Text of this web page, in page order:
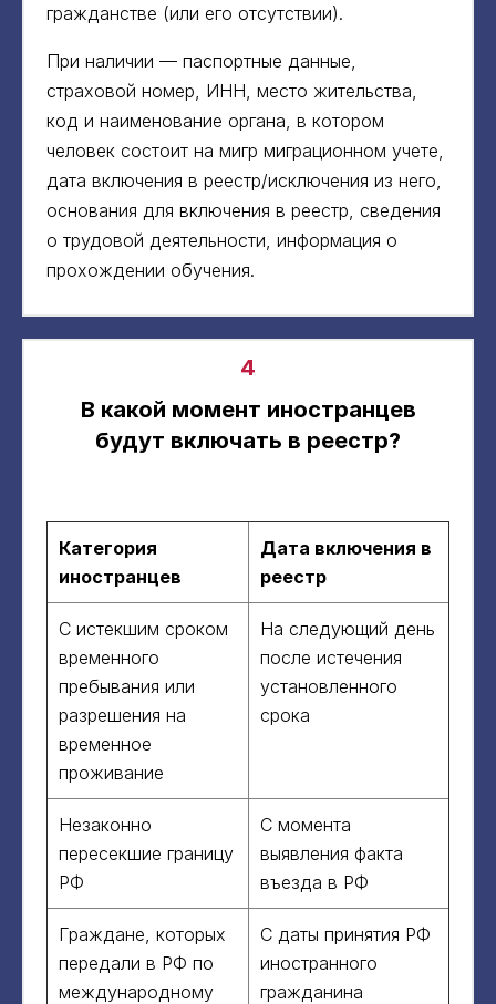
гражданстве (или его отсутствии).
При наличии — паспортные данные,
страховой номер, ИНН, место жительства,
код и наименование органа, в котором
человек состоит на мигр миграционном учете,
дата включения в реестр/исключения из него,
основания для включения в реестр, сведения
о трудовой деятельности, информация о
прохождении обучения.
4
В какой момент иностранцев
будут включать в реестр?
Категория
иностранцев
Дата включения в
реестр
С истекшим сроком
временного
пребывания или
разрешения на
временное
проживание
На следующий день
после истечения
установленного
срока
Незаконно
пересекшие границу
РФ
С момента
выявления факта
въезда в РФ
Граждане, которых
передали в РФ по
международному
С даты принятия РФ
иностранного
гражданина